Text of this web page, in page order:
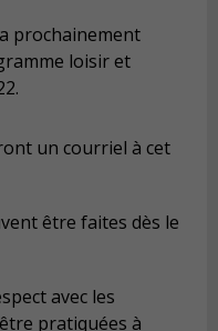
prochainement
loisir et
un courriel à cet
être faites dès le
avec les
pratiquées à